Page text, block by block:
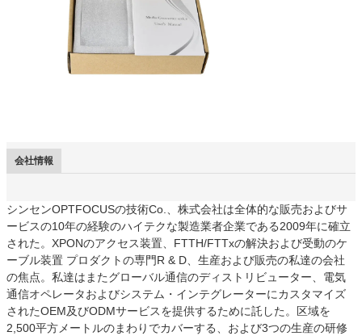
会社情報
シンセンOPTFOCUSの技術Co.、株式会社は全体的な販売およびサ
ービスの10年の経験のハイテクな製造業者企業である2009年に確立
された。XPONのアクセス装置、FTTH/FTTxの解決および受動のケ
ーブル装置 プロダクトの専門R & D、生産および販売の私達の会社
の焦点。私達はまたグローバル通信のディストリビューター、電気
通信オペレータおよびシステム・インテグレーターにカスタマイズ
されたOEM及びODMサービスを提供するために託した。区域を
2,500平方メートルのまわりでカバーする、および3つの生産の研修